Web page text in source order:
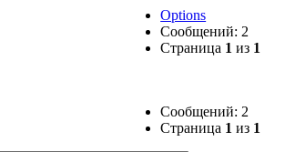
Options
Сообщений: 2
Страница 1 из 1
Сообщений: 2
Страница 1 из 1